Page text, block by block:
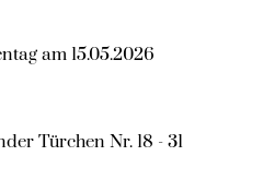
am 15.05.2026
Türchen Nr. 18 - 31